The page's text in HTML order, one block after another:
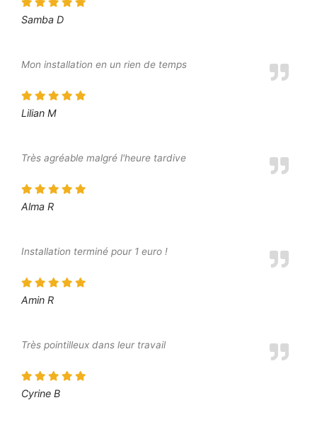
Samba D
Mon installation en un rien de temps
Lilian M
Très agréable malgré l'heure tardive
Alma R
Installation terminé pour 1 euro !
Amin R
Très pointilleux dans leur travail
Cyrine B